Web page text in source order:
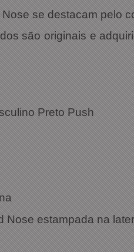
se destacam pelo
são originais e
Masculino
Nose estampada na